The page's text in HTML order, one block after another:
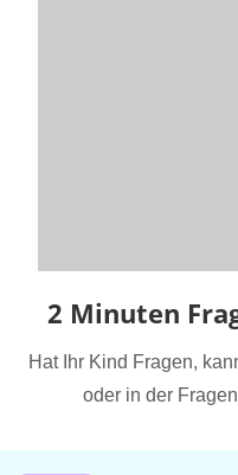
2 Minuten
Hat Ihr Kind Fragen,
oder in der